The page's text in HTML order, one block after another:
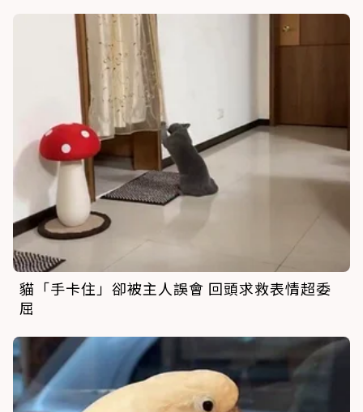
貓「手卡住」卻被主人誤會 回頭求救表情超委
屈